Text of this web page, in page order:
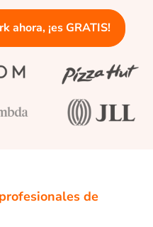
ahora, ¡es GRATIS!
de